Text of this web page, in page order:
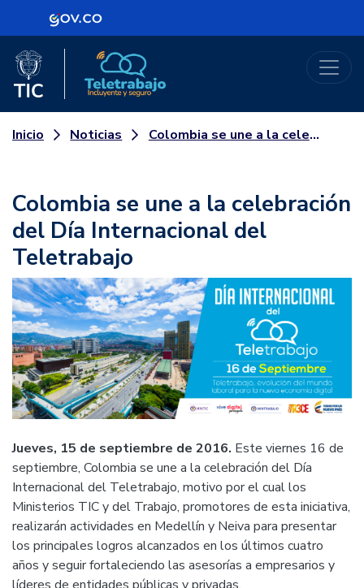
Logo Gobierno de Colombia
Logo del Ministerio TIC
Inicio Noticias Colombia se une a la celebración del Día Internacional del Teletrabajo
Colombia se une a la celebración
del Día Internacional del
Teletrabajo
Jueves, 15 de septiembre de 2016. Este viernes 16 de
septiembre, Colombia se une a la celebración del Día
Internacional del Teletrabajo, motivo por el cual los
Ministerios TIC y del Trabajo, promotores de esta iniciativa,
realizarán actividades en Medellín y Neiva para presentar
los principales logros alcanzados en los últimos cuatro
años y seguir fortaleciendo las asesorías a empresarios y